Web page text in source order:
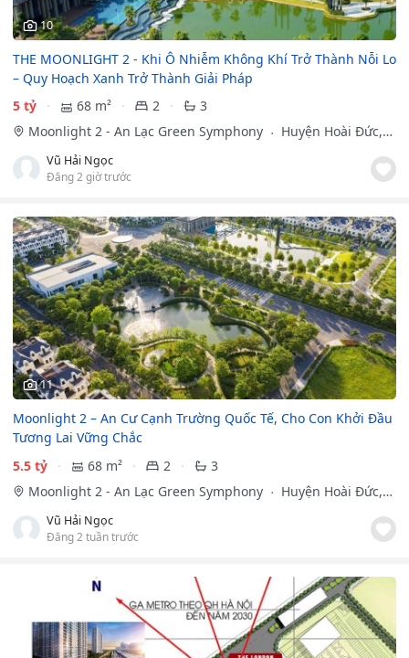
10
THE MOONLIGHT 2 - Khi Ô Nhiễm Không Khí Trở Thành Nỗi Lo
– Quy Hoạch Xanh Trở Thành Giải Pháp
5 tỷ
68 m² 2
3
Moonlight 2 - An Lạc Green Symphony
Huyện Hoài Đức,
Vũ Hải Ngọc
Đăng 2 giờ trước
11
Moonlight 2 – An Cư Cạnh Trường Quốc Tế, Cho Con Khởi Đầu
Tương Lai Vững Chắc
5.5 tỷ
68 m² 2
3
Moonlight 2 - An Lạc Green Symphony
Huyện Hoài Đức,
Vũ Hải Ngọc
Đăng 2 tuần trước